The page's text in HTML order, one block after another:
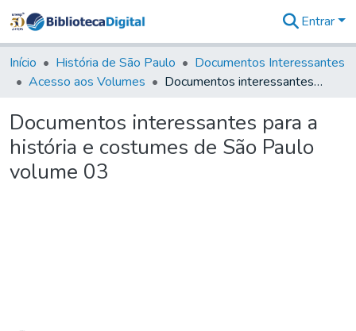
&
Coleções
Tudo na
Digital
Estatísticas
Entrar
Início História de São Paulo
Documentos Interessantes
Acesso aos Volumes
Documentos interessantes para a história e costumes de São Paulo volume 03
Documentos interessantes para a
história e costumes de São Paulo
volume 03